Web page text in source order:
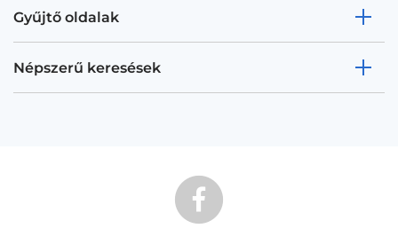
Gyűjtő oldalak
Népszerű keresések